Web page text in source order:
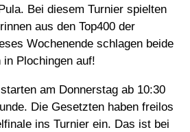
Bei diesem Turnier spielten
aus den Top400 der
Wochenende schlagen beide
Plochingen auf!
am Donnerstag ab 10:30
Die Gesetzten haben freilos
ins Turnier ein. Das ist bei